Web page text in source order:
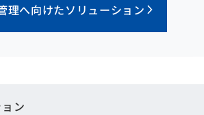
理へ向けたソリューション
ン